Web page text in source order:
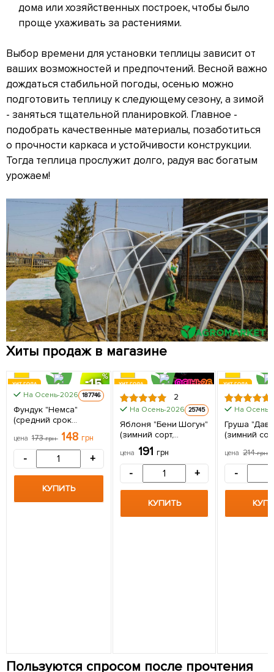
дома или хозяйственных построек, чтобы было
проще ухаживать за растениями.
Выбор времени для установки теплицы зависит от
ваших возможностей и предпочтений. Весной важно
дождаться стабильной погоды, осенью можно
подготовить теплицу к следующему сезону, а зимой
- заняться тщательной планировкой. Главное -
подобрать качественные материалы, позаботиться
о прочности каркаса и устойчивости конструкции.
Тогда теплица прослужит долго, радуя вас богатым
урожаем!
Хиты продаж в магазине
15
ХИТ ГОДА
КЛИН СОРТИН
На Осень-2026 187746
Фундук "Немса"
(средний срок
созревания,
перекрёстное
опыление, садить по
2 шт) 1 саженец в
упаковке
цена 173грн 148 грн
- +
КУПИТЬ
ХИТ ГОДА
2
На Осень-2026 25745
Яблоня "Бени Шогун"
(зимний сорт,
поздний срок
созревания) 1
саженец в упаковке
цена 191 грн
- +
КУПИТЬ
ХИТ ГОДА
На Осень-
Груша
(зимний
созревания)
саженец в
цена 214грн
-
Пользуются спросом после прочтения